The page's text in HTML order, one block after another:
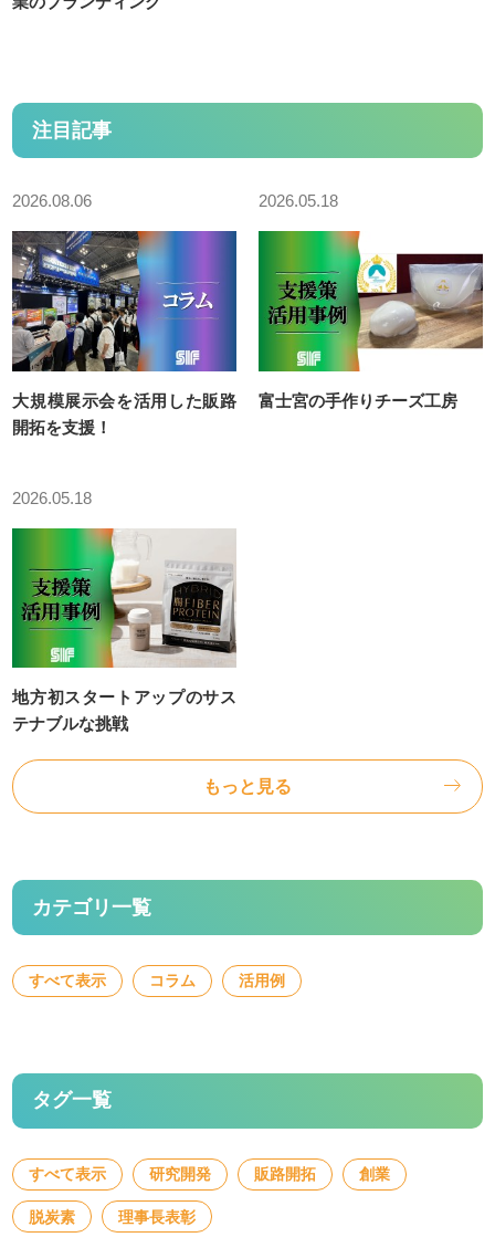
静岡型航空産業育成事業
産学官技術交流促進事業
DX・生産性向上チーム
ISO9001内部監査員養成講座
IoT大学連携講座
中小企業DX化支援事業
知財学生プレゼン大会
Go-Tech補助事業
静岡県IoT活用研究会
事業プロデュース事業
中小企業等外国出願支援事業
DVD貸出
静岡県知的財産活用研究会
令和7年度 知財活用アイデアプレゼン大会
第10回知財活用アイデアプレゼン大会 本大会動画
専門家派遣制度
登録専門家の方へ
注目記事
2026.08.06
大規模展示会を活用した販路
開拓を支援！
2026.05.18
富士宮の手作りチーズ工房
2026.05.18
地方初スタートアップのサス
テナブルな挑戦
もっと見る
カテゴリ一覧
すべて表示 コラム 活用例
タグ一覧
すべて表示 研究開発 販路開拓 創業
脱炭素 理事長表彰